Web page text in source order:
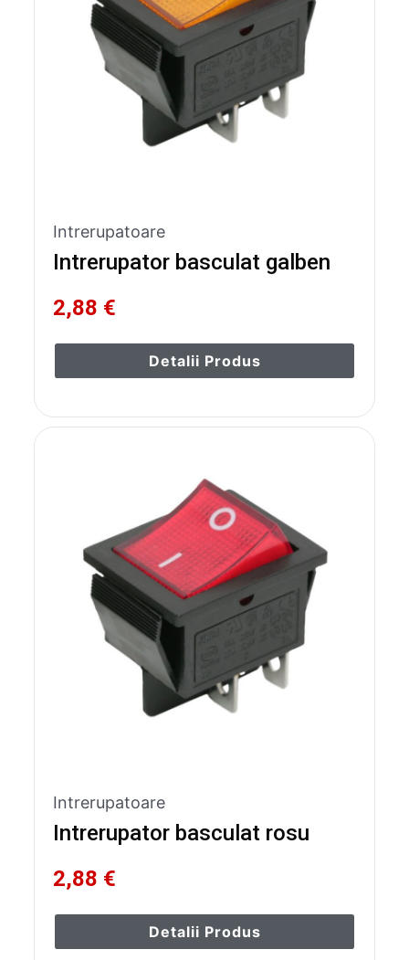
Intrerupatoare
Intrerupator basculat galben
2,88 €
Detalii Produs
Intrerupatoare
Intrerupator basculat rosu
2,88 €
Detalii Produs